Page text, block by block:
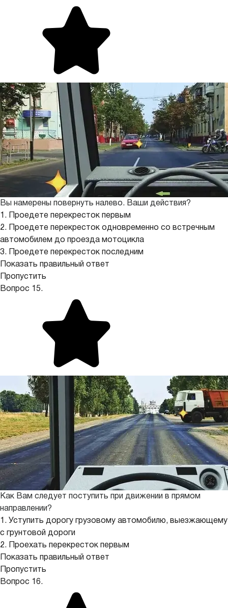
Вы намерены повернуть налево. Ваши действия?
1. Проедете перекресток первым
2. Проедете перекресток одновременно со встречным
автомобилем до проезда мотоцикла
3. Проедете перекресток последним
Показать правильный ответ
Пропустить
Вопрос 15.
Как Вам следует поступить при движении в прямом
направлении?
1. Уступить дорогу грузовому автомобилю, выезжающему
с грунтовой дороги
2. Проехать перекресток первым
Показать правильный ответ
Пропустить
Вопрос 16.